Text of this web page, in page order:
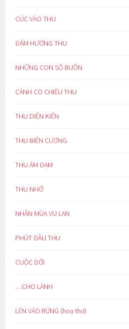
CÚC VÀO THU
ĐẬM HƯƠNG THU
NHỮNG CON SỐ BUỒN
CÁNH CÒ CHIỀU THU
THU DIỆN KIẾN
THU BIÊN CƯƠNG
THU ẢM ĐẠM
THU NHỚ
NHÂN MÙA VU LAN
PHÚT ĐẦU THU
CUỘC ĐỜI
…CHO LÀNH
LẺN VÀO RỪNG (hoạ thơ)